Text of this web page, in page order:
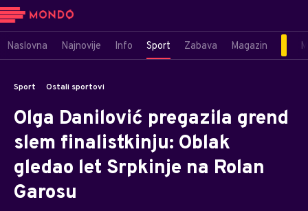
Naslovna Najnovije Info Sport Zabava Magazin
Sport Ostali sportovi
Olga Danilović pregazila grend
slem finalistkinju: Oblak
gledao let Srpkinje na Rolan
Garosu